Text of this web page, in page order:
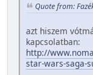
Quote from:
azt hiszem
kapcsolatban:
http://
star-wars-saga-